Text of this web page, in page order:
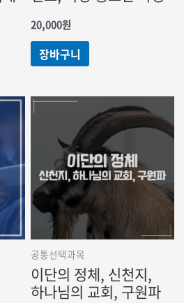
20,000원
장바구니
공통선택과목
이단의 정체, 신천지,
하나님의 교회, 구원파